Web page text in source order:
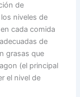
de
niveles de
cada comida
de
grasas que
(el principal
el nivel de